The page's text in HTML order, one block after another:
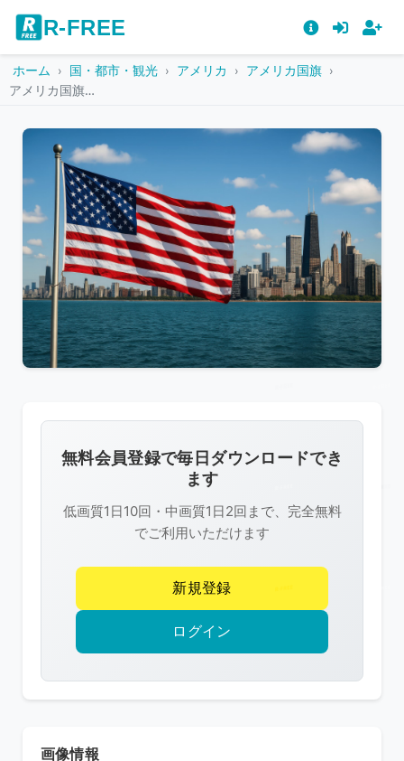
R-FREE
ホーム 国・都市・観光 アメリカ
アメリカ国旗
アメリカ国旗と高層ビルが並ぶ都市風景
像
は
R-
FREE
作
権
護
無料会員登録で毎日ダウンロードでき
ます
低画質1日10回・中画質1日2回まで、完全無料
でご利用いただけます
新規登録
ログイン
画像情報